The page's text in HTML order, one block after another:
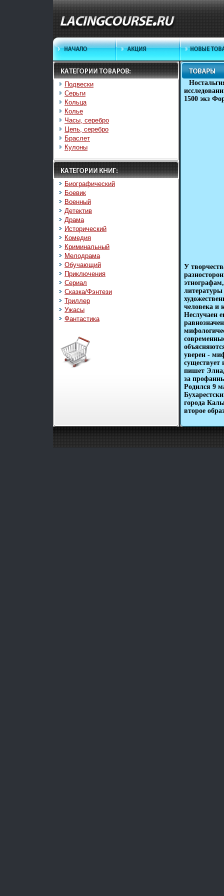
Подвески
Серьги
Кольца
Колье
Часы, серебро
Цепь, серебро
Браслет
Кулоны
Биографический
Боевик
Военный
Детектив
Драма
Исторический
Комедия
Криминальный
Мелодрама
Обучающий
Приключения
Сериал
Сказка/Фэнтези
Триллер
Ужасы
Фантастика
1500 экз
У
человека и
Неслучаен
уверен -
пишет
за
Родился 9
города
второе